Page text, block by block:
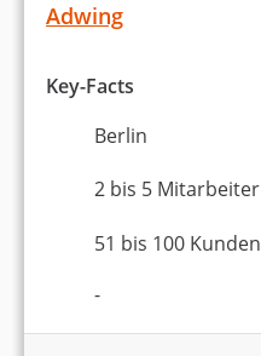
Adwing
Key-Facts
Berlin
2 bis 5 Mitarbeiter
51 bis 100 Kunden
-